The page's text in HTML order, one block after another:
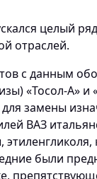
целый
отраслей.
с данным
«Тосол-А» и
замены
ВАЗ
были